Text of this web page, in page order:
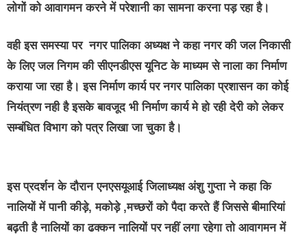
लोगों को आवागमन करने में परेशानी का सामना करना पड़ रहा है।
वही इस समस्या पर नगर पालिका अध्यक्ष ने कहा नगर की जल निकासी
के लिए जल निगम की सीएनडीएस यूनिट के माध्यम से नाला का निर्माण
कराया जा रहा है। इस निर्माण कार्य पर नगर पालिका प्रशासन का कोई
नियंत्रण नही है इसके बावजूद भी निर्माण कार्य मे हो रही देरी को लेकर
सम्बंधित विभाग को पत्र लिखा जा चुका है।
इस प्रदर्शन के दौरान एनएसयूआई जिलाध्यक्ष अंशु गुप्ता ने कहा कि
नालियों में पानी कीड़े, मकोड़े ,मच्छरों को पैदा करते हैं जिससे बीमारियां
बढ़ती है नालियों का ढक्कन नालियों पर नहीं लगा रहेगा तो आवागमन में